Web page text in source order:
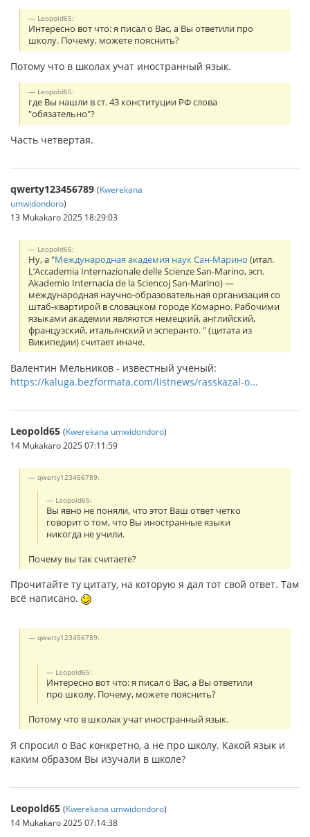
Leopold65:
Интересно вот что: я писал о Вас, а Вы ответили про
школу. Почему, можете пояснить?
Потому что в школах учат иностранный язык.
Leopold65:
где Вы нашли в ст. 43 конституции РФ слова
"обязательно"?
Часть четвертая.
qwerty123456789 (Kwerekana
umwidondoro)
13 Mukakaro 2025 18:29:03
Leopold65:
Ну, а "Международная академия наук Сан-Марино (итал.
L’Accademia Internazionale delle Scienze San-Marino, эсп.
Akademio Internacia de la Sciencoj San-Marino) —
международная научно-образовательная организация со
штаб-квартирой в словацком городе Комарно. Рабочими
языками академии являются немецкий, английский,
французский, итальянский и эсперанто. " (цитата из
Википедии) считает иначе.
Валентин Мельников - известный ученый:
https://kaluga.bezformata.com/listnews/rasskazal-o...
Leopold65 (Kwerekana umwidondoro)
14 Mukakaro 2025 07:11:59
qwerty123456789:
Leopold65:
Вы явно не поняли, что этот Ваш ответ четко
говорит о том, что Вы иностранные языки
никогда не учили.
Почему вы так считаете?
Прочитайте ту цитату, на которую я дал тот свой ответ. Там
всё написано.
qwerty123456789:
Leopold65:
Интересно вот что: я писал о Вас, а Вы ответили
про школу. Почему, можете пояснить?
Потому что в школах учат иностранный язык.
Я спросил о Вас конкретно, а не про школу. Какой язык и
каким образом Вы изучали в школе?
Leopold65 (Kwerekana umwidondoro)
14 Mukakaro 2025 07:14:38